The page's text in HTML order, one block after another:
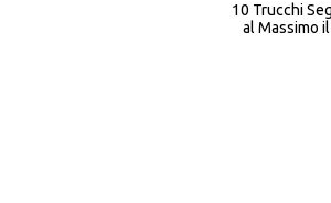
10 Trucchi
al Massimo